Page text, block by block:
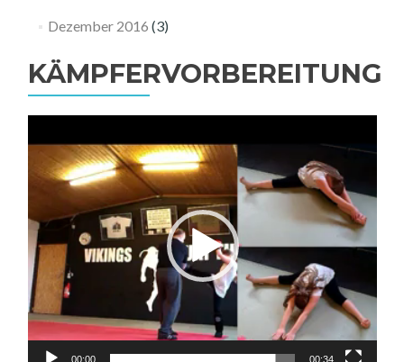
Dezember 2016 (3)
KÄMPFERVORBEREITUNG
Player
00:00 00:34